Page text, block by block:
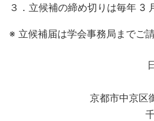
３．立候補の締め切りは毎年 3
※ 立候補届は学会事務局までご
京都市中京区